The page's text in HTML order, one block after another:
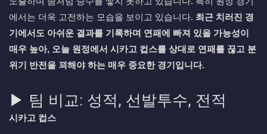
에서는 더욱 고전하는 모습을 보이고 있습니다. 최근 치러진 경
기에서도 아쉬운 결과를 기록하며 연패에 빠져 있을 가능성이
매우 높아, 오늘 원정에서 시카고 컵스를 상대로 연패를 끊고 분
위기 반전을 꾀해야 하는 매우 중요한 경기입니다.
▶ 팀 비교: 성적, 선발투수, 전적
시카고 컵스